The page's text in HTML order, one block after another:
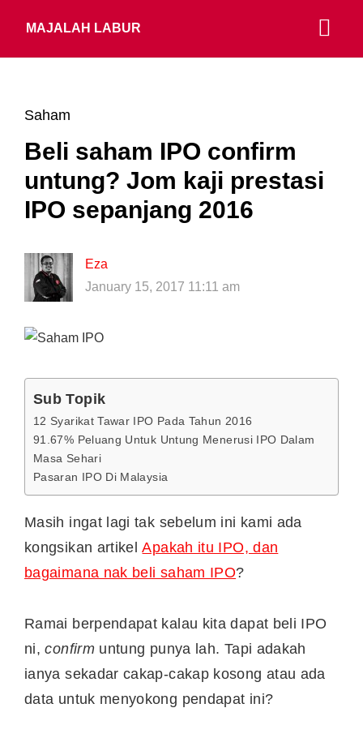
MAJALAH LABUR
Saham
Beli saham IPO confirm
untung? Jom kaji prestasi
IPO sepanjang 2016
Eza
January 15, 2017 11:11 am
Sub Topik
12 Syarikat Tawar IPO Pada Tahun 2016
91.67% Peluang Untuk Untung Menerusi IPO Dalam
Masa Sehari
Pasaran IPO Di Malaysia
Masih ingat lagi tak sebelum ini kami ada
kongsikan artikelApakah itu IPO, dan
bagaimana nak beli saham IPO?
Ramai berpendapat kalau kita dapat beli IPO
ni,confirmuntung punya lah. Tapi adakah
ianya sekadar cakap-cakap kosong atau ada
data untuk menyokong pendapat ini?